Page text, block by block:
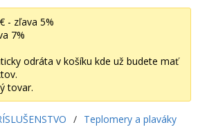
- zľava 5%
7%
odráta v košíku kde už budete mať
tovar.
/ Teplomery a plaváky